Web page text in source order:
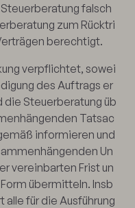
falsch
zum Rücktri
berechtigt.
verpflichtet, sowei
des Auftrags er
Steuerberatung üb
Tatsac
informieren und
Un
vereinbarten Frist un
übermitteln. Insb
für die Ausführung